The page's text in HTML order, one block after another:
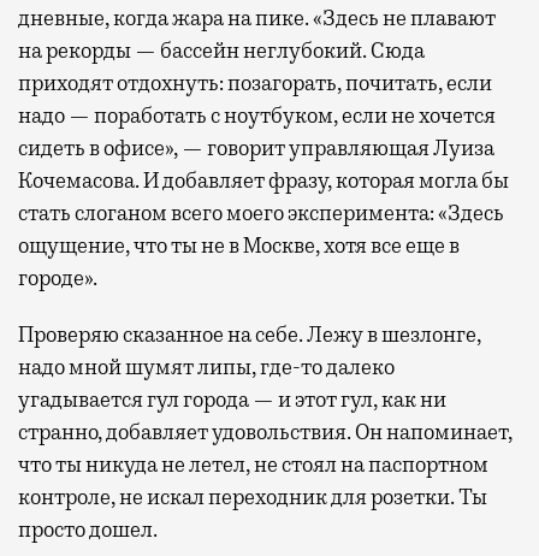
дневные, когда жара на пике. «Здесь не плавают
на рекорды — бассейн неглубокий. Сюда
приходят отдохнуть: позагорать, почитать, если
надо — поработать с ноутбуком, если не хочется
сидеть в офисе», — говорит управляющая Луиза
Кочемасова. И добавляет фразу, которая могла бы
стать слоганом всего моего эксперимента: «Здесь
ощущение, что ты не в Москве, хотя все еще в
городе».
Проверяю сказанное на себе. Лежу в шезлонге,
надо мной шумят липы, где-то далеко
угадывается гул города — и этот гул, как ни
странно, добавляет удовольствия. Он напоминает,
что ты никуда не летел, не стоял на паспортном
контроле, не искал переходник для розетки. Ты
просто дошел.